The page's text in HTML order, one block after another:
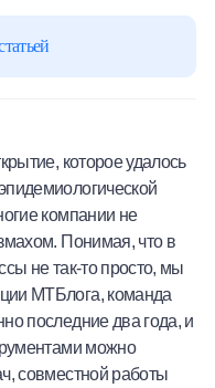
Line
которое удалось
компании не
Понимая, что в
не так-то просто, мы
МТБлога, команда
последние два года, и
можно
совместной работы